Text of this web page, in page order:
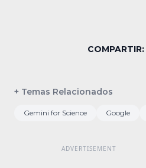
COMPARTIR:
+ Temas Relacionados
Gemini for Science Google